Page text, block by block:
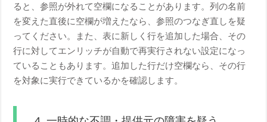
ると、参照が外れて空欄になることがあります。列の名前
を変えた直後に空欄が増えたなら、参照のつなぎ直しを疑
ってください。また、表に新しく行を追加した場合、その
行に対してエンリッチが自動で再実行されない設定になっ
ていることもあります。追加した行だけ空欄なら、その行
を対象に実行できているかを確認します。